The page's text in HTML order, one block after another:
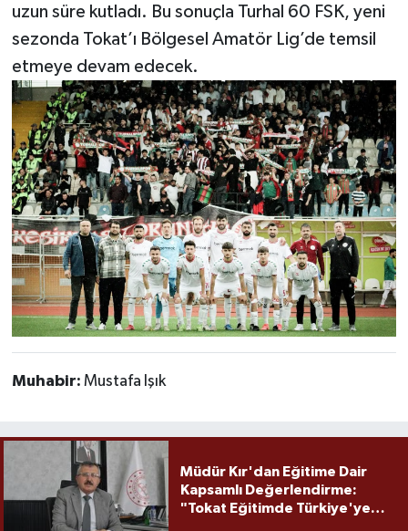
uzun süre kutladı. Bu sonuçla Turhal 60 FSK, yeni
sezonda Tokat’ı Bölgesel Amatör Lig’de temsil
etmeye devam edecek.
Muhabir: Mustafa Işık
Müdür Kır'dan Eğitime Dair
Kapsamlı Değerlendirme:
"Tokat Eğitimde Türkiye'ye